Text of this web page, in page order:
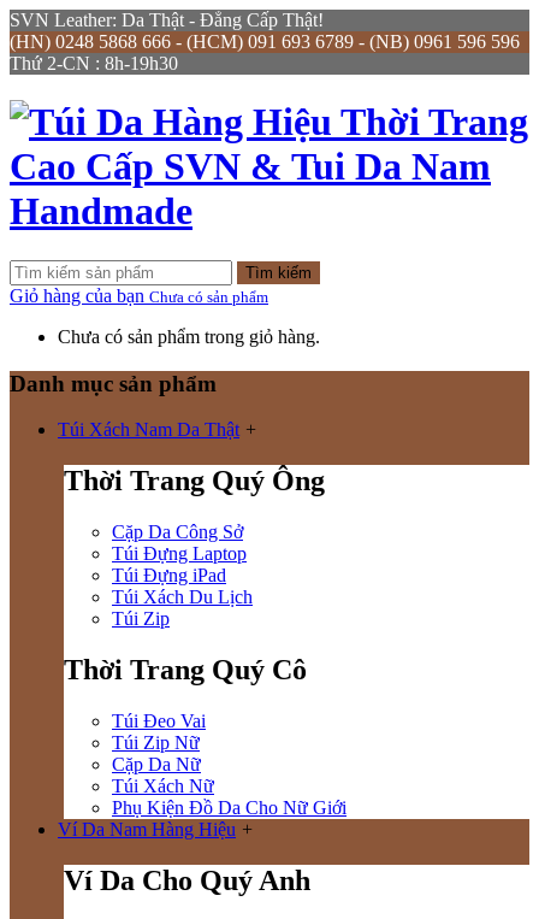
SVN Leather: Da Thật - Đẳng Cấp Thật!
(HN) 0248 5868 666 - (HCM) 091 693 6789 - (NB) 0961 596 596
Thứ 2-CN : 8h-19h30
Tìm kiếm
Giỏ hàng của bạn Chưa có sản phẩm
Chưa có sản phẩm trong giỏ hàng.
Danh mục sản phẩm
Túi Xách Nam Da Thật +
Thời Trang Quý Ông
Cặp Da Công Sở
Túi Đựng Laptop
Túi Đựng iPad
Túi Xách Du Lịch
Túi Zip
Thời Trang Quý Cô
Túi Đeo Vai
Túi Zip Nữ
Cặp Da Nữ
Túi Xách Nữ
Phụ Kiện Đồ Da Cho Nữ Giới
Ví Da Nam Hàng Hiệu +
Ví Da Cho Quý Anh